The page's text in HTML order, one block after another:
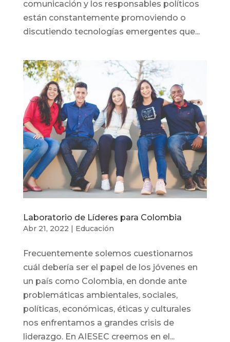
comunicación y los responsables políticos
están constantemente promoviendo o
discutiendo tecnologías emergentes que...
Laboratorio de Líderes para Colombia
Abr 21, 2022 | Educación
Frecuentemente solemos cuestionarnos
cuál debería ser el papel de los jóvenes en
un país como Colombia, en donde ante
problemáticas ambientales, sociales,
políticas, económicas, éticas y culturales
nos enfrentamos a grandes crisis de
liderazgo. En AIESEC creemos en el...